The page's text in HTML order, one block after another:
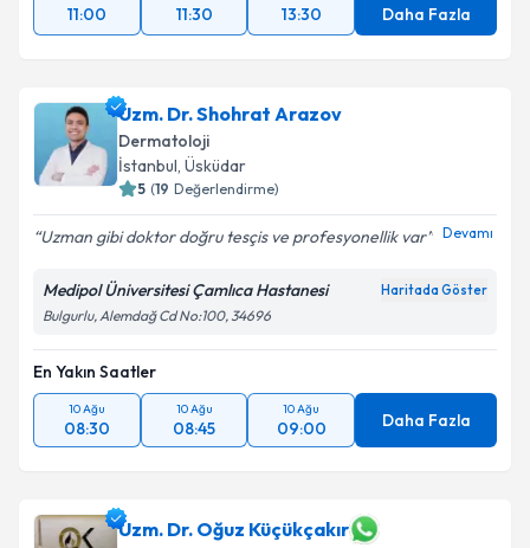
11:00
11:30 13:30 Daha Fazla
Uzm. Dr. Shohrat Arazov
Dermatoloji
İstanbul, Üsküdar
5 (19 Değerlendirme)
Uzman gibi doktor doğru tesçis ve profesyonellik var Devamı
Medipol Üniversitesi Çamlıca Hastanesi Haritada Göster
Bulgurlu, Alemdağ Cd No:100, 34696
En Yakın Saatler
10 Ağu
08:30
10 Ağu
08:45
10 Ağu
09:00 Daha Fazla
Uzm. Dr. Oğuz Küçükçakır